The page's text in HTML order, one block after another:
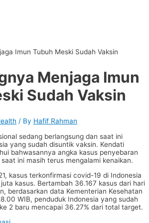
Menjaga Imun
Sudah Vaksin
/ By Hafif Rahman
sedang berlangsung dan saat ini
yang sudah disuntik vaksin. Kendati
bahwasannya angka kasus penyebaran
ini masih terus mengalami kenaikan.
kasus terkonfirmasi covid-19 di Indonesia
kasus. Bertambah 36.167 kasus dari hari
berdasarkan data Kementerian Kesehatan
WIB, penduduk Indonesia yang sudah
2 baru mencapai 36.27% dari total target.